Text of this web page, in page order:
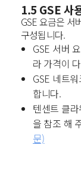
1.5 GSE 사
GSE 요금은 서
구성됩니다.
GSE 서버
라 가격이
GSE 네트
합니다.
텐센트 클
을 참조 해
문)